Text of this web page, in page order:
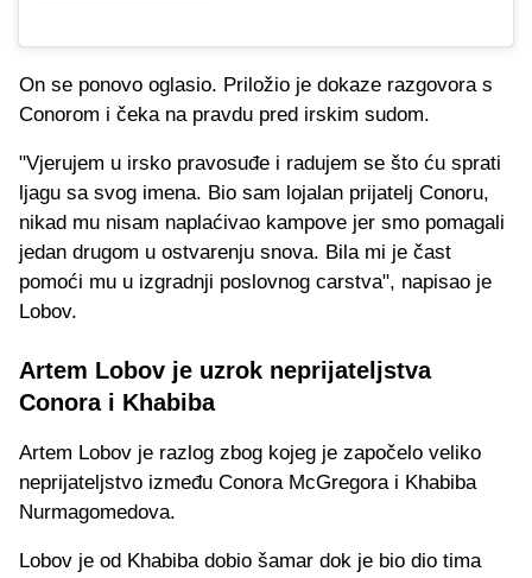
On se ponovo oglasio. Priložio je dokaze razgovora s
Conorom i čeka na pravdu pred irskim sudom.
"Vjerujem u irsko pravosuđe i radujem se što ću sprati
ljagu sa svog imena. Bio sam lojalan prijatelj Conoru,
nikad mu nisam naplaćivao kampove jer smo pomagali
jedan drugom u ostvarenju snova. Bila mi je čast
pomoći mu u izgradnji poslovnog carstva", napisao je
Lobov.
Artem Lobov je uzrok neprijateljstva
Conora i Khabiba
Artem Lobov je razlog zbog kojeg je započelo veliko
neprijateljstvo između Conora McGregora i Khabiba
Nurmagomedova.
Lobov je od Khabiba dobio šamar dok je bio dio tima